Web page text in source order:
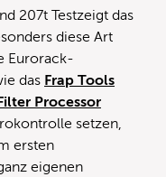
207t Testzeigt das
diese Art
Eurorack-
das Frap Tools
Processor
setzen,
ersten
eigenen